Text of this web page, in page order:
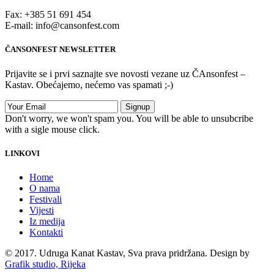
Fax: +385 51 691 454
E-mail: info@cansonfest.com
ČANSONFEST NEWSLETTER
Prijavite se i prvi saznajte sve novosti vezane uz ČAnsonfest –
Kastav. Obećajemo, nećemo vas spamati ;-)
Don't worry, we won't spam you. You will be able to unsubcribe
with a sigle mouse click.
LINKOVI
Home
O nama
Festivali
Vijesti
Iz medija
Kontakti
© 2017. Udruga Kanat Kastav, Sva prava pridržana. Design by
Grafik studio, Rijeka